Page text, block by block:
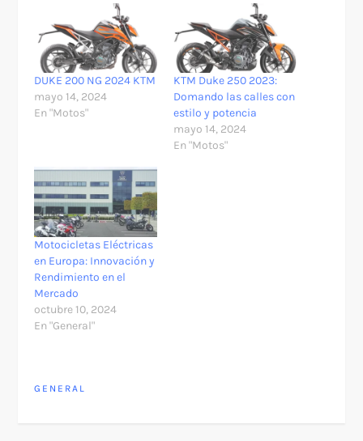
DUKE 200 NG 2024 KTM
mayo 14, 2024
En "Motos"
KTM Duke 250 2023:
Domando las calles con
estilo y potencia
mayo 14, 2024
En "Motos"
Motocicletas Eléctricas
en Europa: Innovación y
Rendimiento en el
Mercado
octubre 10, 2024
En "General"
GENERAL